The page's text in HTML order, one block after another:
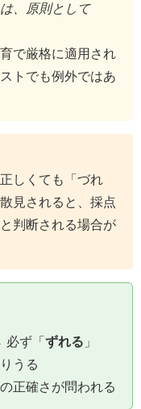
、原則として
で厳格に適用され
トでも例外ではあ
しくても「づれ
見されると、採点
判断される場合が
ず「 ずれる 」
うる
正確さが問われる